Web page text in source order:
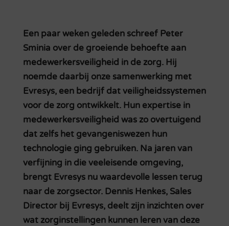
Een paar weken geleden schreef Peter
Sminia over de groeiende behoefte aan
medewerkersveiligheid in de zorg. Hij
noemde daarbij onze samenwerking met
Evresys, een bedrijf dat veiligheidssystemen
voor de zorg ontwikkelt. Hun expertise in
medewerkersveiligheid was zo overtuigend
dat zelfs het gevangeniswezen hun
technologie ging gebruiken. Na jaren van
verfijning in die veeleisende omgeving,
brengt Evresys nu waardevolle lessen terug
naar de zorgsector. Dennis Henkes, Sales
Director bij Evresys, deelt zijn inzichten over
wat zorginstellingen kunnen leren van deze